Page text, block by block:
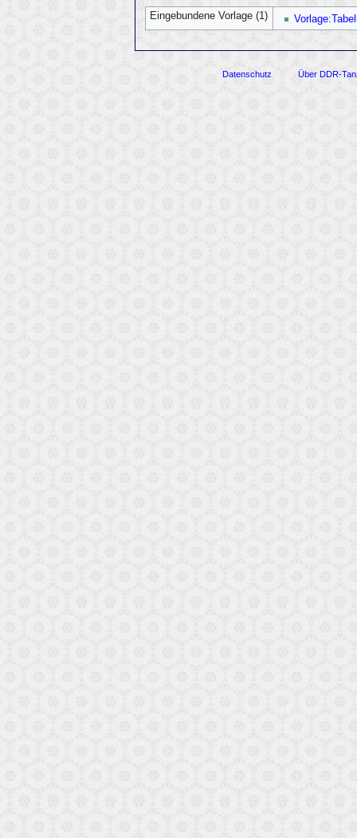
Eingebundene Vorlage (1)
Datenschutz Über DDR-